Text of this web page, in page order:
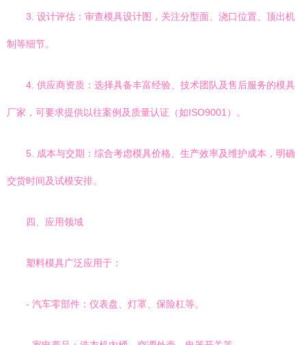
3. 设计评估：审查模具设计图，关注分型面、浇口位置、顶出机
制等细节。
4. 供应商资质：选择具备丰富经验、技术团队及售后服务的模具
厂家，可要求提供以往案例及质量认证（如ISO9001）。
5. 成本与交期：综合考虑模具价格、生产效率及维护成本，明确
交货时间及试模安排。
四、应用领域
塑料模具广泛应用于：
- 汽车零部件：仪表盘、灯罩、保险杠等。